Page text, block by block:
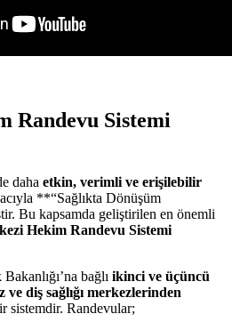
Randevu Sistemi
daha etkin, verimli ve erişilebilir
**“Sağlıkta Dönüşüm
Bu kapsamda geliştirilen en önemli
Hekim Randevu Sistemi
bağlı ikinci ve üçüncü
ve diş sağlığı merkezlerinden
sistemdir. Randevular;